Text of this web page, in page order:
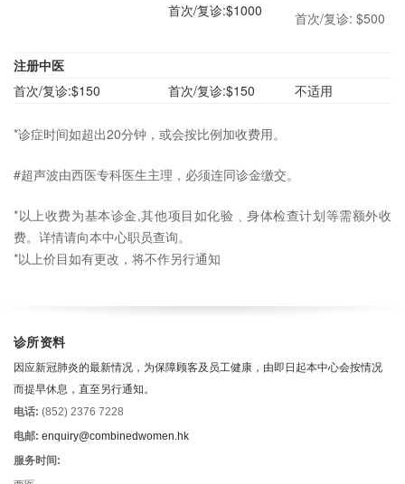
首次/复诊:$1000 首次/复诊: $500
注册中医
首次/复诊:$150
首次/复诊:$150 不适用
*诊症时间如超出20分钟，或会按比例加收费用。
#超声波由西医专科医生主理，必须连同诊金缴交。
*以上收费为基本诊金,其他项目如化验﹑身体检查计划等需额外收
费。详情请向本中心职员查询。
*以上价目如有更改，将不作另行通知
诊所资料
因应新冠肺炎的最新情况，为保障顾客及员工健康，由即日起本中心会按情况
而提早休息，直至另行通知。
电话: (852) 2376 7228
电邮: enquiry@combinedwomen.hk
服务时间: